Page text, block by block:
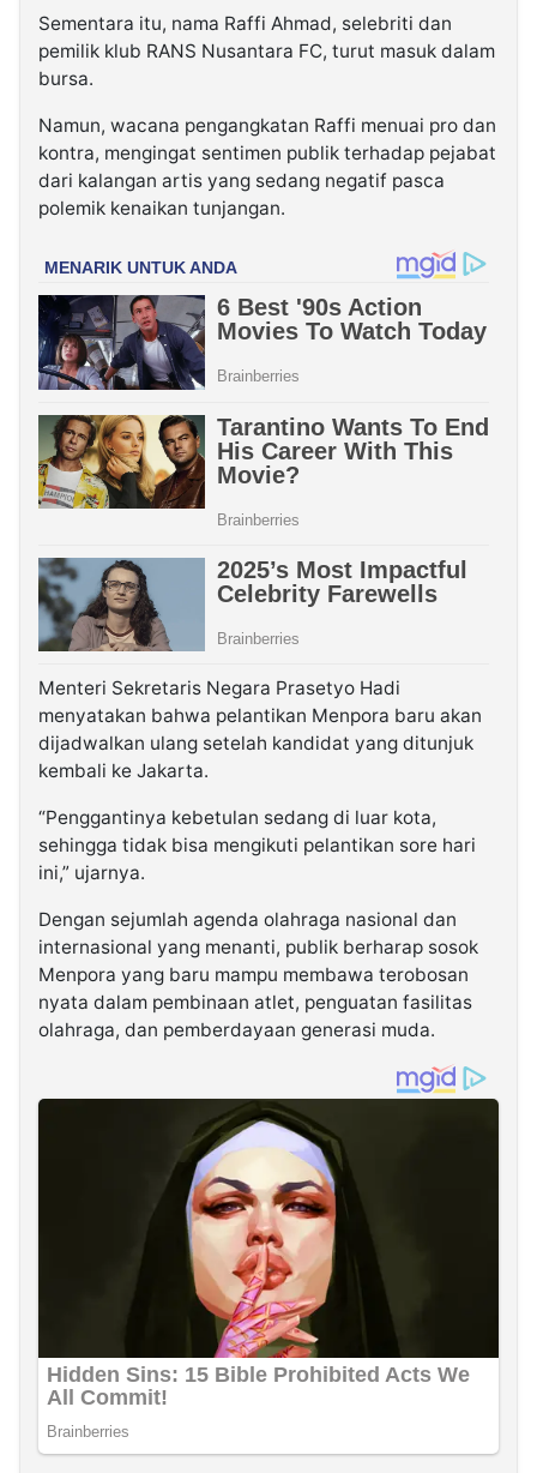
Sementara itu, nama Raffi Ahmad, selebriti dan
pemilik klub RANS Nusantara FC, turut masuk dalam
bursa.
Namun, wacana pengangkatan Raffi menuai pro dan
kontra, mengingat sentimen publik terhadap pejabat
dari kalangan artis yang sedang negatif pasca
polemik kenaikan tunjangan.
Menteri Sekretaris Negara Prasetyo Hadi
menyatakan bahwa pelantikan Menpora baru akan
dijadwalkan ulang setelah kandidat yang ditunjuk
kembali ke Jakarta.
“Penggantinya kebetulan sedang di luar kota,
sehingga tidak bisa mengikuti pelantikan sore hari
ini,” ujarnya.
Dengan sejumlah agenda olahraga nasional dan
internasional yang menanti, publik berharap sosok
Menpora yang baru mampu membawa terobosan
nyata dalam pembinaan atlet, penguatan fasilitas
olahraga, dan pemberdayaan generasi muda.